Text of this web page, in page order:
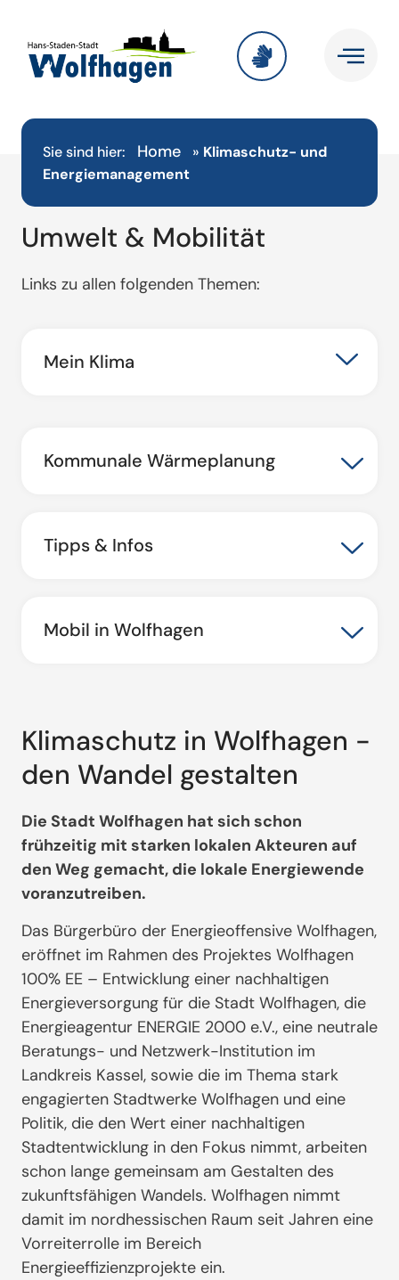
Sie sind hier: Home » Klimaschutz- und
Energiemanagement
Umwelt & Mobilität
Links zu allen folgenden Themen:
Mein Klima
Kommunale Wärmeplanung
Tipps & Infos
Mobil in Wolfhagen
Klimaschutz in Wolfhagen -
den Wandel gestalten
Die Stadt Wolfhagen hat sich schon
frühzeitig mit starken lokalen Akteuren auf
den Weg gemacht, die lokale Energiewende
voranzutreiben.
Das Bürgerbüro der Energieoffensive Wolfhagen,
eröffnet im Rahmen des Projektes Wolfhagen
100% EE – Entwicklung einer nachhaltigen
Energieversorgung für die Stadt Wolfhagen, die
Energieagentur ENERGIE 2000 e.V., eine neutrale
Beratungs- und Netzwerk-Institution im
Landkreis Kassel, sowie die im Thema stark
engagierten Stadtwerke Wolfhagen und eine
Politik, die den Wert einer nachhaltigen
Stadtentwicklung in den Fokus nimmt, arbeiten
schon lange gemeinsam am Gestalten des
zukunftsfähigen Wandels. Wolfhagen nimmt
damit im nordhessischen Raum seit Jahren eine
Vorreiterrolle im Bereich
Energieeffizienzprojekte ein.